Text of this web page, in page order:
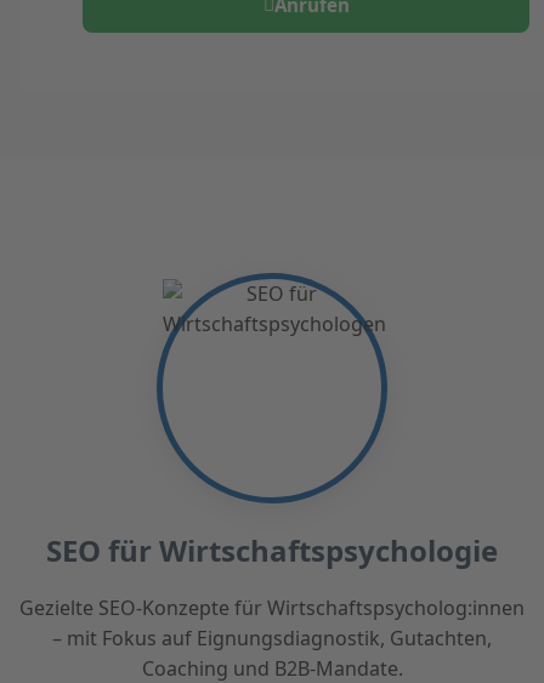
SEO für Wirtschaftspsychologie
Gezielte SEO-Konzepte für Wirtschaftspsycholog:innen
– mit Fokus auf Eignungsdiagnostik, Gutachten,
Coaching und B2B-Mandate.